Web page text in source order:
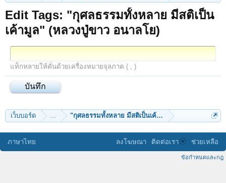
Edit Tags: "กุศลธรรมทั้งหลาย มีสติเป็น
เค้ามูล" (หลวงปู่ขาว อนาลโย)
แท็กหลายให้คั่นด้วยเครื่องหมายจุลภาค ( , )
เว็บบอร์ด ... "กุศลธรรมทั้งหลาย มีสติเป็นเค้ามูล" (หลวงปู่ขาว อนาล
ภาษาไทย ลงโฆษณา ติดต่อเรา ช่วยเหลือ
ข้อกำหนดและกฎ